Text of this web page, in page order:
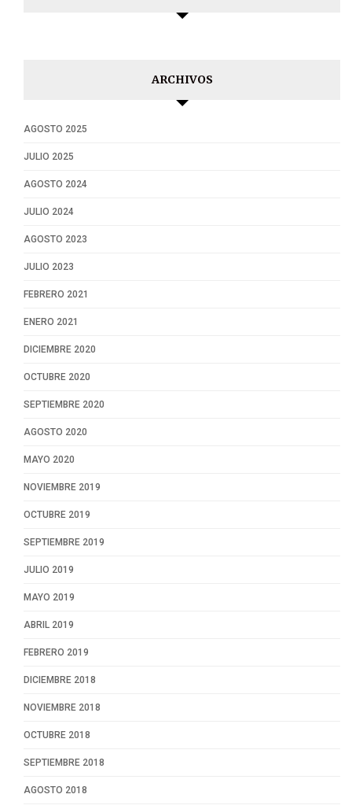
ARCHIVOS
AGOSTO 2025
JULIO 2025
AGOSTO 2024
JULIO 2024
AGOSTO 2023
JULIO 2023
FEBRERO 2021
ENERO 2021
DICIEMBRE 2020
OCTUBRE 2020
SEPTIEMBRE 2020
AGOSTO 2020
MAYO 2020
NOVIEMBRE 2019
OCTUBRE 2019
SEPTIEMBRE 2019
JULIO 2019
MAYO 2019
ABRIL 2019
FEBRERO 2019
DICIEMBRE 2018
NOVIEMBRE 2018
OCTUBRE 2018
SEPTIEMBRE 2018
AGOSTO 2018